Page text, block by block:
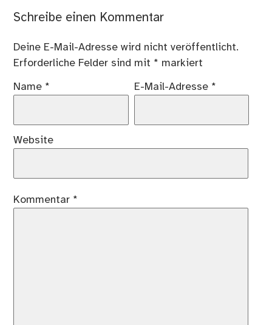
Schreibe einen Kommentar
Deine E-Mail-Adresse wird nicht veröffentlicht.
Erforderliche Felder sind mit * markiert
Name * E-Mail-Adresse *
Website
Kommentar *